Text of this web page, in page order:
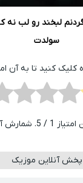
گردنم لبخند رو لب
سولدت
کنید تا به آن
امتیاز 1 / 5. شمارش آرا:
پخش آنلاین موزیک